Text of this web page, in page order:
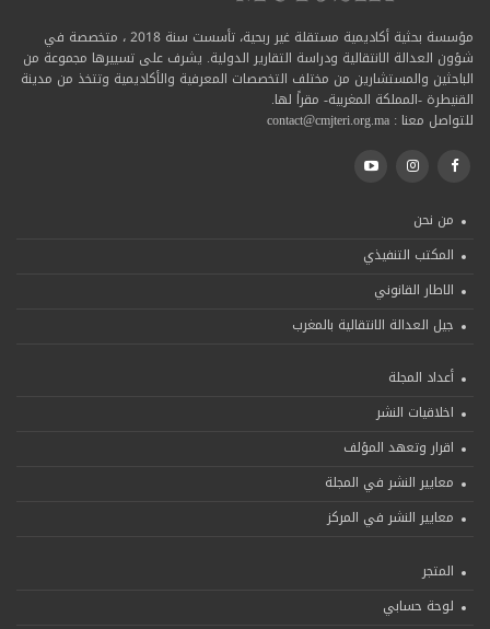
مؤسسة بحثية أكاديمية مستقلة غير ربحية، تأسست سنة 2018 ، متخصصة في
شؤون العدالة الانتقالية ودراسة التقارير الدولية. يشرف على تسييرها مجموعة من
الباحثين والمستشارين من مختلف التخصصات المعرفية والأكاديمية وتتخذ من مدينة
القنيطرة -المملكة المغربية- مقراً لها.
للتواصل معنا : contact@cmjteri.org.ma
من نحن
المكتب التنفيذي
الاطار القانوني
جيل العدالة الانتقالية بالمغرب
أعداد المجلة
اخلاقيات النشر
اقرار وتعهد المؤلف
معايير النشر في المجلة
معايير النشر في المركز
المتجر
لوحة حسابي